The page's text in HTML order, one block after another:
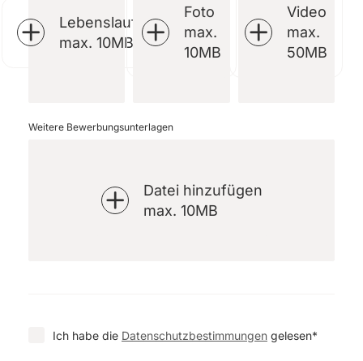
Lebenslauf
max. 10MB
Foto
max.
10MB
Video
max.
50MB
Weitere Bewerbungsunterlagen
Datei hinzufügen
max. 10MB
Ich habe die Datenschutzbestimmungen gelesen*